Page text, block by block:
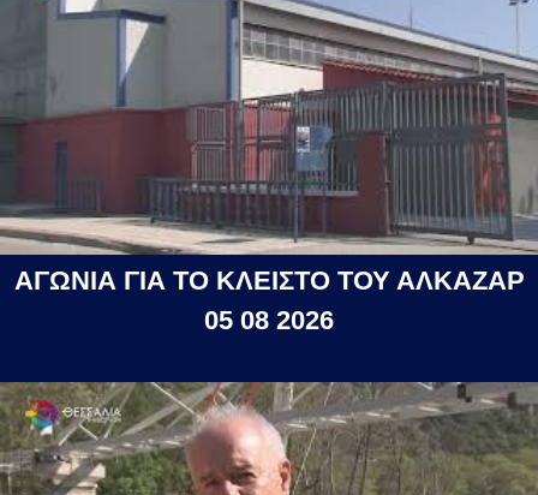
ΑΓΩΝΙΑ ΓΙΑ ΤΟ ΚΛΕΙΣΤΟ ΤΟΥ ΑΛΚΑΖΑΡ
05 08 2026